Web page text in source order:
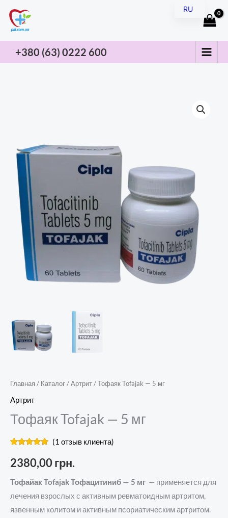
содержимому
+380 (63) 0222 600
Главная / Каталог/Артрит/ Тофаяк Tofajak — 5 мг
Артрит
Тофаяк Tofajak — 5 мг
5.00из 5 на
основе
пользователя
(1 отзыв клиента)
2380,00грн.
Тофайак TofajakТофацитиниб — 5 мг — применяется для
лечения взрослых с активным ревматоидным артритом,
язвенным колитом и активным псориатическим артритом.
RU